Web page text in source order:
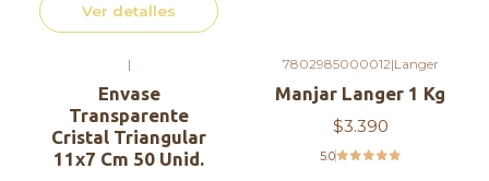
Ver detalles
|
Envase
Transparente
Cristal Triangular
11x7 Cm 50 Unid.
Agotado
7802985000012|Langer
Manjar Langer 1 Kg
$3.390
5.0